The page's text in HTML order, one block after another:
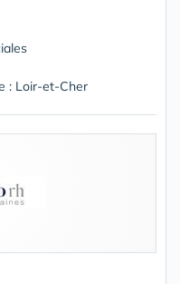
: Loir-et-Cher